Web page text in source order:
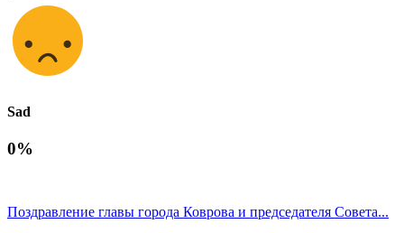
Sad
0%
Поздравление главы города Коврова и председателя Совета...